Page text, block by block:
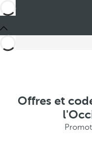
Offres et